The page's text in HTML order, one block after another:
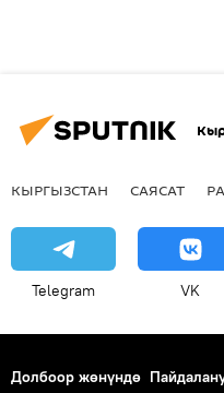
КЫРГЫЗСТАН САЯСАТ
Telegram VK
Долбоор жөнүндө